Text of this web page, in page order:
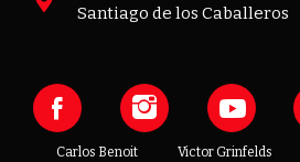
Carlos Benoit Victor Grinfelds
Santiago de los Caballeros